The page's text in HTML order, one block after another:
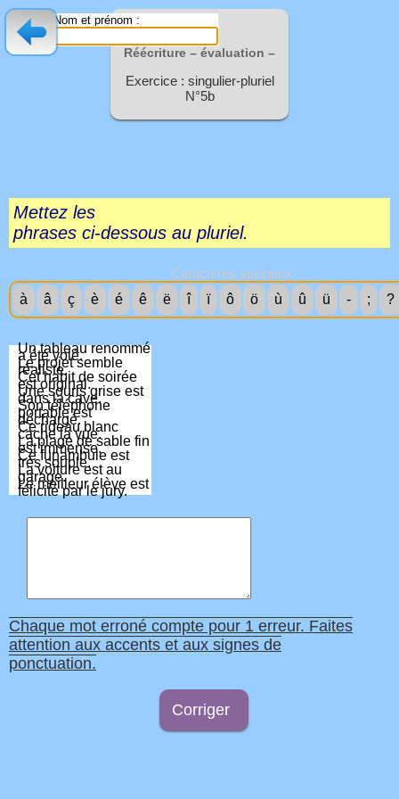
Nom et prénom :
Réécriture – évaluation –
Exercice : singulier-pluriel
N°5b
Mettez les
phrases ci-dessous au pluriel.
Caractères spéciaux
à
â ç è é ê ë î ï ô ö ù û ü - ; ?
Un tableau renommé
a été volé.
Le projet semble
réaliste.
Cet habit de soirée
est original.
Une souris grise est
dans la cave.
Son téléphone
portable est
déchargé.
Ce rideau blanc
cache la vue.
La plage de sable fin
est immense.
Ce funambule est
très souple.
La voiture est au
garage.
Le meilleur élève est
félicité par le jury.
Chaque mot erroné compte pour 1 erreur. Faites
attention aux accents et aux signes de
ponctuation.